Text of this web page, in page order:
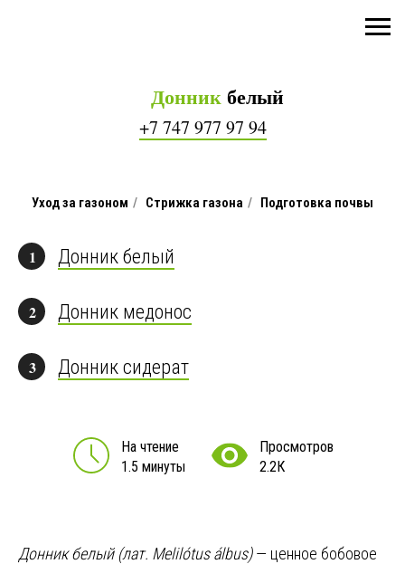
Донникбелый
+7 747 977 97 94
Уход за газоном / Стрижка газона / Подготовка почвы
1 Донник белый
2 Донник медонос
3 Донник сидерат
На чтение
1.5 минуты
Просмотров
2.2К
Донник белый (лат. Melilótus álbus)— ценное бобовое